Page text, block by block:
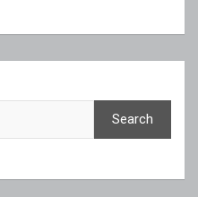
Search